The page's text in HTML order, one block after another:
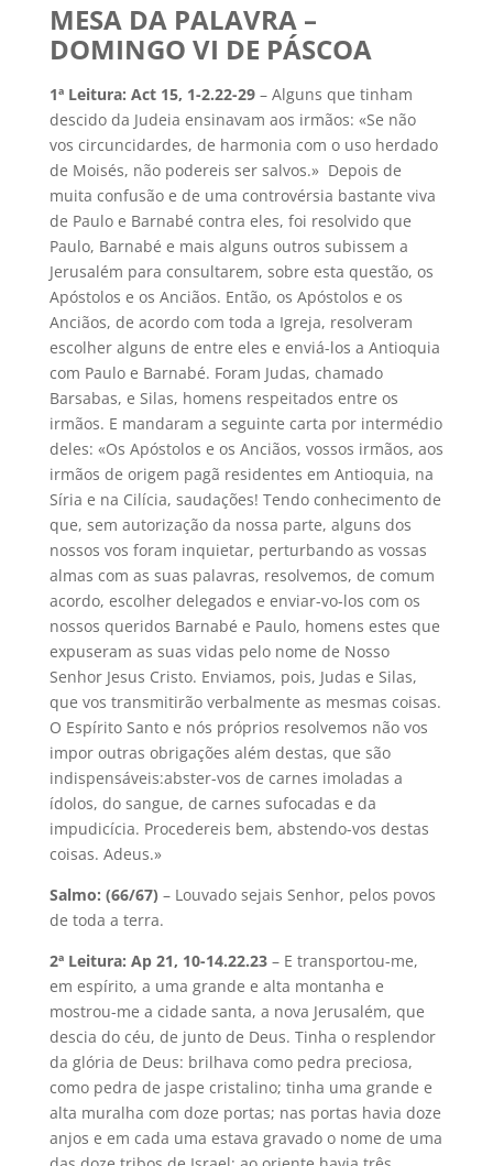
MESA DA PALAVRA –
DOMINGO VI DE PÁSCOA
1ª Leitura: Act 15, 1-2.22-29– Alguns que tinham
descido da Judeia ensinavam aos irmãos: «Se não
vos circuncidardes, de harmonia com o uso herdado
de Moisés, não podereis ser salvos.» Depois de
muita confusão e de uma controvérsia bastante viva
de Paulo e Barnabé contra eles, foi resolvido que
Paulo, Barnabé e mais alguns outros subissem a
Jerusalém para consultarem, sobre esta questão, os
Apóstolos e os Anciãos. Então, os Apóstolos e os
Anciãos, de acordo com toda a Igreja, resolveram
escolher alguns de entre eles e enviá-los a Antioquia
com Paulo e Barnabé. Foram Judas, chamado
Barsabas, e Silas, homens respeitados entre os
irmãos. E mandaram a seguinte carta por intermédio
deles: «Os Apóstolos e os Anciãos, vossos irmãos, aos
irmãos de origem pagã residentes em Antioquia, na
Síria e na Cilícia, saudações! Tendo conhecimento de
que, sem autorização da nossa parte, alguns dos
nossos vos foram inquietar, perturbando as vossas
almas com as suas palavras, resolvemos, de comum
acordo, escolher delegados e enviar-vo-los com os
nossos queridos Barnabé e Paulo, homens estes que
expuseram as suas vidas pelo nome de Nosso
Senhor Jesus Cristo. Enviamos, pois, Judas e Silas,
que vos transmitirão verbalmente as mesmas coisas.
O Espírito Santo e nós próprios resolvemos não vos
impor outras obrigações além destas, que são
indispensáveis:abster-vos de carnes imoladas a
ídolos, do sangue, de carnes sufocadas e da
impudicícia. Procedereis bem, abstendo-vos destas
coisas. Adeus.»
Salmo: (66/67) – Louvado sejais Senhor, pelos povos
de toda a terra.
2ª Leitura: Ap 21, 10-14.22.23– E transportou-me,
em espírito, a uma grande e alta montanha e
mostrou-me a cidade santa, a nova Jerusalém, que
descia do céu, de junto de Deus. Tinha o resplendor
da glória de Deus: brilhava como pedra preciosa,
como pedra de jaspe cristalino; tinha uma grande e
alta muralha com doze portas; nas portas havia doze
anjos e em cada uma estava gravado o nome de uma